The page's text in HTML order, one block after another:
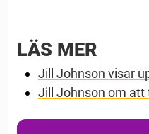
LÄS MER
Jill Johnson visar
Jill Johnson om att